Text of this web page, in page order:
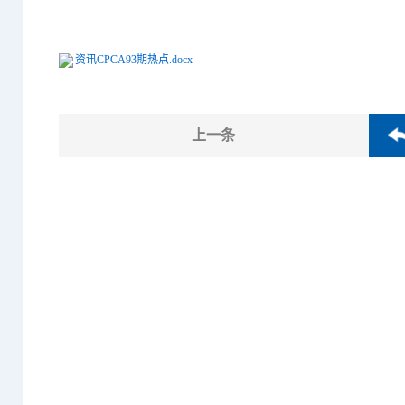
资讯CPCA93期热点.docx
上一条